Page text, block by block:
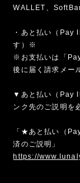
WALLET、
・あと払い（Pay
す）※
※お支払いは「
後に届く請求メー
▼あと払い（Pay
ンク先のご説明を
「★あと払い（
済のご説明」
https://